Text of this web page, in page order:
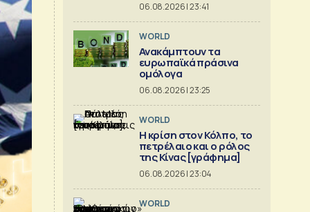
06.08.2026 | 23:41
WORLD
Ανακάμπτουν τα
ευρωπαϊκά πράσινα
ομόλογα
06.08.2026 | 23:25
WORLD
Η κρίση στoν Κόλπο, το
πετρέλαιο και ο ρόλος
της Κίνας [γράφημα]
06.08.2026 | 23:04
WORLD